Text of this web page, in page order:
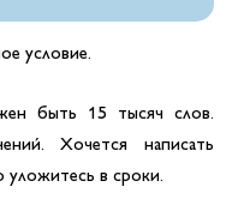
условие.
быть 15 тысяч слов.
Хочется написать
в сроки.